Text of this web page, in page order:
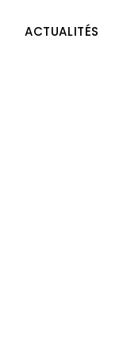
ACTUALITÉS